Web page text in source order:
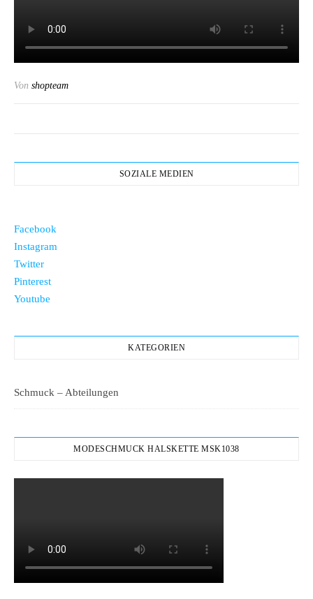
Von shopteam
SOZIALE MEDIEN
Facebook
Instagram
Twitter
Pinterest
Youtube
KATEGORIEN
Schmuck – Abteilungen
MODESCHMUCK HALSKETTE MSK1038